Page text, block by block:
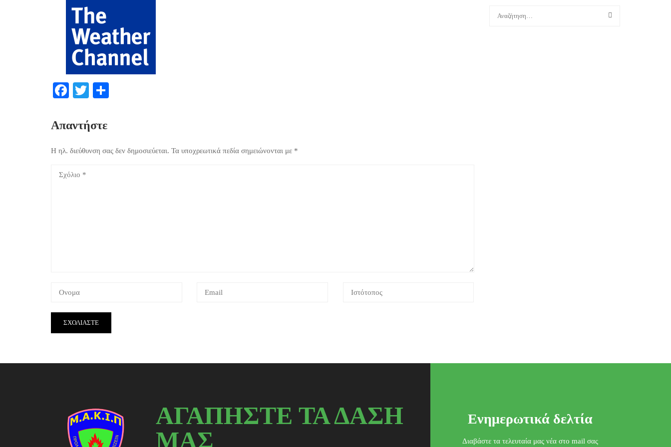
Facebook
Twitter
Απαντήστε
Η ηλ. διεύθυνση σας δεν δημοσιεύεται. Τα υποχρεωτικά πεδία σημειώνονται με *
ΑΓΑΠΗΣΤΕ ΤΑ ΔΑΣΗ
ΜΑΣ
Ενημερωτικά δελτία
Διαβάστε τα τελευταία μας νέα στο mail σας